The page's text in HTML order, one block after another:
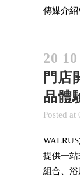
傳媒介紹
20 10
門店
品體
Posted at
提供一站
組合、